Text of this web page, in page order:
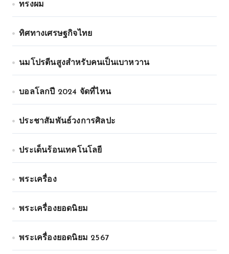
ทรงผม
ทิศทางเศรษฐกิจไทย
นมโปรตีนสูงสำหรับคนเป็นเบาหวาน
บอลโลกปี 2024 จัดที่ไหน
ประชาสัมพันธ์วงการศิลปะ
ประเด็นร้อนเทคโนโลยี
พระเครื่อง
พระเครื่องยอดนิยม
พระเครื่องยอดนิยม 2567